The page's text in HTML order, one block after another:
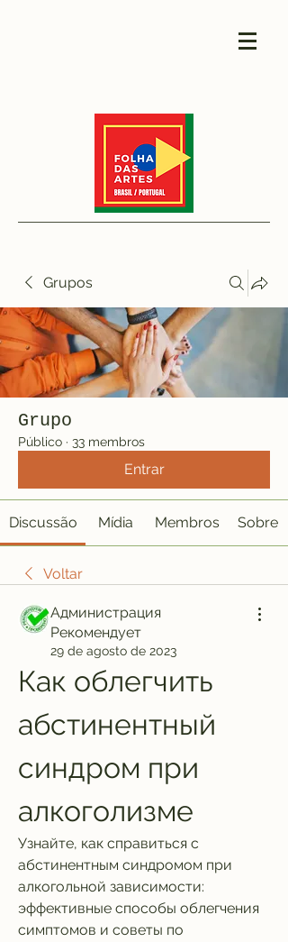
Grupos
Grupo
Público · 33 membros
Entrar
Discussão Mídia Membros Sobre
Voltar
Администрация
Рекомендует
29 de agosto de 2023
Как облегчить
абстинентный
синдром при
алкоголизме
Узнайте, как справиться с
абстинентным синдромом при
алкогольной зависимости:
эффективные способы облегчения
симптомов и советы по